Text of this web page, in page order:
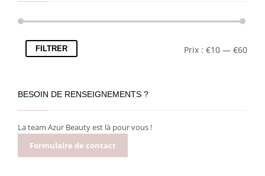
FILTRER Prix : €10 — €60
BESOIN DE RENSEIGNEMENTS ?
La team Azur Beauty est là pour vous !
Formulaire de contact